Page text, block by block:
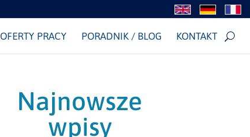
OFERTY PRACY PORADNIK / BLOG KONTAKT
Najnowsze
wpisy